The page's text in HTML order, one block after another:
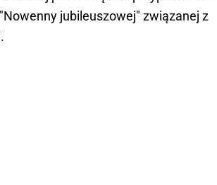
jubileuszowej" związanej z